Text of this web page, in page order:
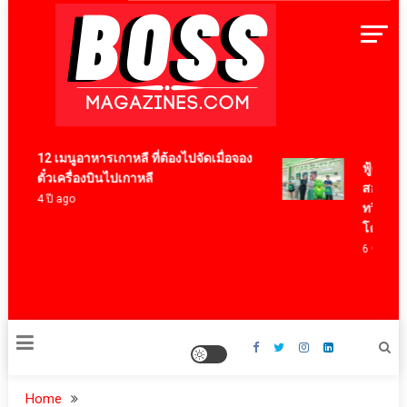
BossMagazinesThailand
12 เมนูอาหารเกาหลี ที่ต้องไปจัดเมื่อจอง
ตั๋วเครื่องบินไปเกาหลี
4 ปี ago
ฟู้ดแพชชั่
สอศ. ร่ว
ทวิภาคี ข
โครงการ
6 ชั่วโมง
Home